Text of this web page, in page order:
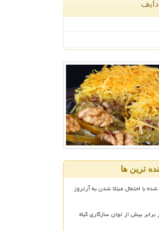
ترین ها
با احتمال مبتلا شدن به آرتروز
زمین ۵هزار برابر بیش از توان سازگاری گیاه